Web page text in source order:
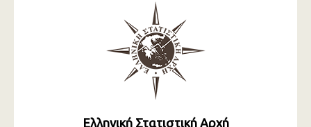
Ελληνική Στατιστική Αρχή